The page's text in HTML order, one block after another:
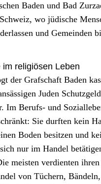
Baden und Bad
wo jüdis­che
und Gemein­den
im religiösen Leben
der Graf­schaft Baden
Juden
Im Berufs- und
Sie durften kein
Boden besitzen und
nur im Han­del
meis­ten ver­di­en­ten
von Tüch­ern,